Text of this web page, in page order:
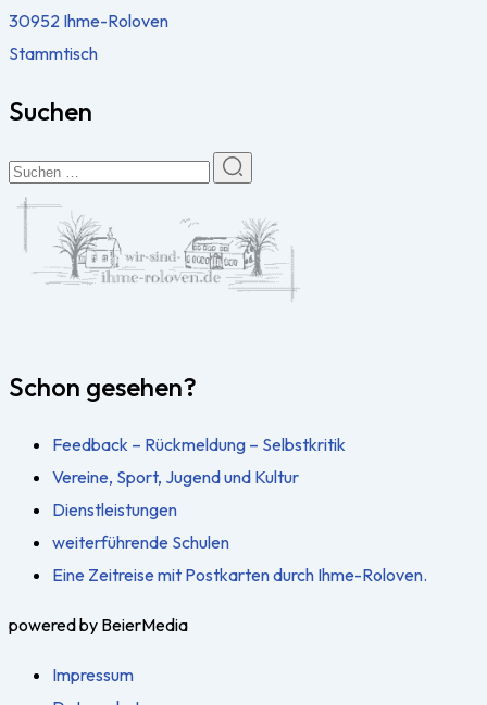
30952 Ihme-Roloven
Stammtisch
Suchen
Schon gesehen?
Feedback – Rückmeldung – Selbstkritik
Vereine, Sport, Jugend und Kultur
Dienstleistungen
weiterführende Schulen
Eine Zeitreise mit Postkarten durch Ihme-Roloven.
powered by BeierMedia
Impressum